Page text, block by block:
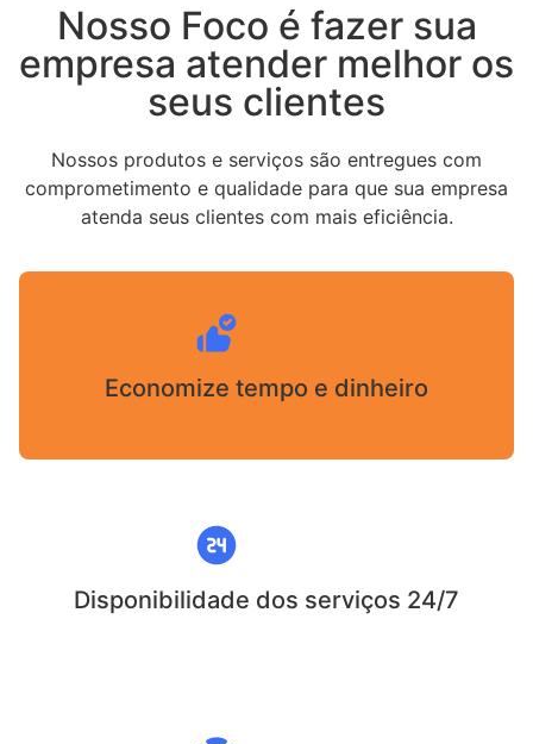
Nosso Foco é fazer sua
empresa atender melhor os
seus clientes
Nossos produtos e serviços são entregues com
comprometimento e qualidade para que sua empresa
atenda seus clientes com mais eficiência.
Economize tempo e dinheiro
Disponibilidade dos serviços 24/7